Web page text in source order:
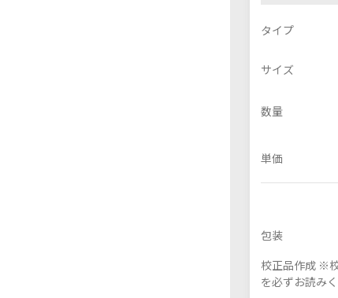
アクリルキーホルダー
タイプ
サイズ
数量
単価
包装
校正品作成 ※
を必ずお読み